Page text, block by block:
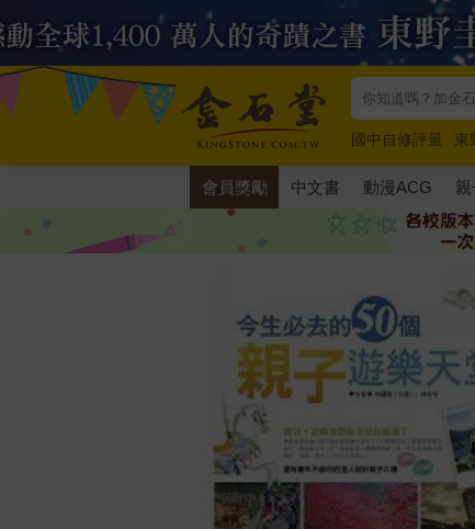
國中自修評量 東
唯紅花綻放
奧德
會員獎勵 中文書 動漫ACG